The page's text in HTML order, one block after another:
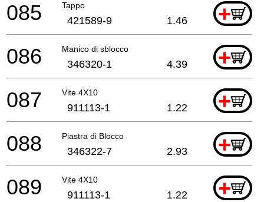
Tappo +
085 421589-9 1.46
Manico di sblocco +
086 346320-1 4.39
Vite 4X10 +
087 911113-1 1.22
Piastra di Blocco +
088 346322-7 2.93
Vite 4X10 +
089 911113-1 1.22